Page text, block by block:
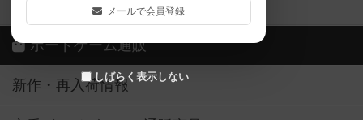
メールで会員登録
しばらく表示しない
ボドゲーマご利用案内
ボードゲーム通販
新作・再入荷情報